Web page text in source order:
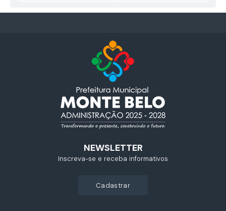
NEWSLETTER
Inscreva-se e receba informativos
cadastrar